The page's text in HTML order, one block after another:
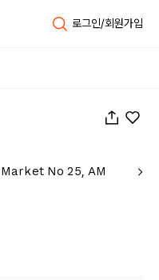
로그인/회원가입
No 25, AM